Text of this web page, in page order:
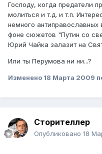
Господу, когда предатели
молиться и т.д. и т.п.
немного
фоне сюжетов "Путин со
Юрий Чайка залазит на
Или ты Перумова ни ни...?
Изменено 18 Марта 2009
Сторителлер
Опубликовано 18